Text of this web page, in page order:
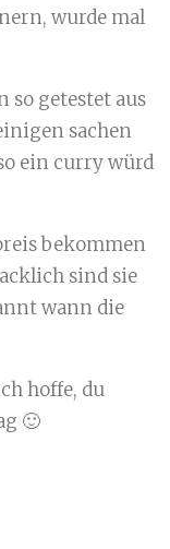
wurde mal
so getestet aus
sachen
ein curry würd
bekommen
sind sie
wann die
hoffe, du
🙂